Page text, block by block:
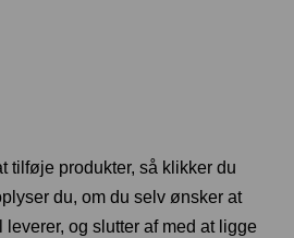
tilføje produkter, så klikker du
du, om du selv ønsker at
og slutter af med at ligge